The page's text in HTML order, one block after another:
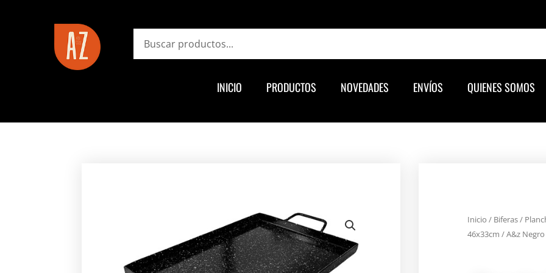
INICIO PRODUCTOS NOVEDADES ENVÍOS QUIENES SOMOS
Inicio / Biferas/
46x33cm / A&z Negro